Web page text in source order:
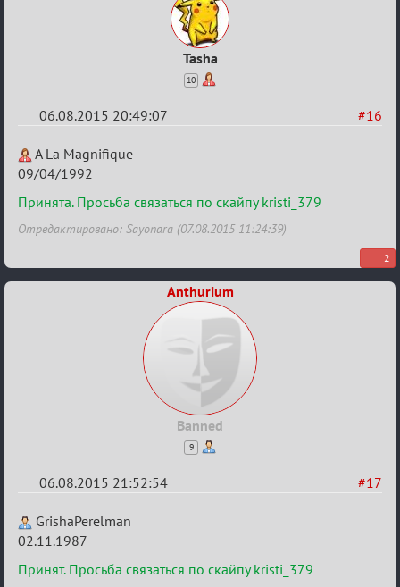
Tasha
10
#16
06.08.2015 20:49:07
Re:
Строительная
карусель!
A La Magnifique
09/04/1992
Принята. Просьба связаться по скайпу kristi_379
Отредактировано: Sayonara (07.08.2015 11:24:39)
2
Anthurium
Banned
9
#17
06.08.2015 21:52:54
Re:
Строительная
карусель!
GrishaPerelman
02.11.1987
Принят. Просьба связаться по скайпу kristi_379